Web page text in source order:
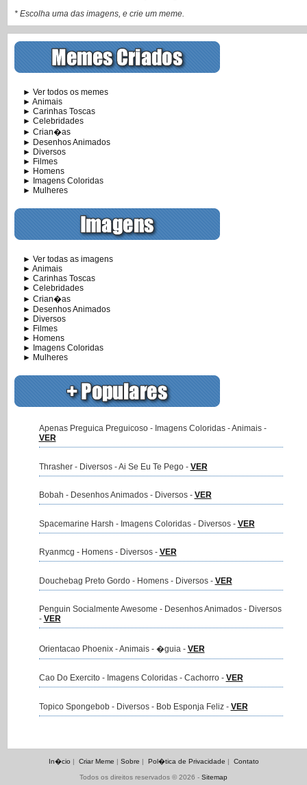
* Escolha uma das imagens, e crie um meme.
► Ver todos os memes
► Animais
► Carinhas Toscas
► Celebridades
► Crian�as
► Desenhos Animados
► Diversos
► Filmes
► Homens
► Imagens Coloridas
► Mulheres
► Ver todas as imagens
► Animais
► Carinhas Toscas
► Celebridades
► Crian�as
► Desenhos Animados
► Diversos
► Filmes
► Homens
► Imagens Coloridas
► Mulheres
Apenas Preguica Preguicoso - Imagens Coloridas - Animais -
VER
Thrasher - Diversos - Ai Se Eu Te Pego - VER
Bobah - Desenhos Animados - Diversos - VER
Spacemarine Harsh - Imagens Coloridas - Diversos - VER
Ryanmcg - Homens - Diversos - VER
Douchebag Preto Gordo - Homens - Diversos - VER
Penguin Socialmente Awesome - Desenhos Animados - Diversos
- VER
Orientacao Phoenix - Animais - �guia - VER
Cao Do Exercito - Imagens Coloridas - Cachorro - VER
Topico Spongebob - Diversos - Bob Esponja Feliz - VER
In�cio | Criar Meme | Sobre | Pol�tica de Privacidade | Contato
Todos os direitos reservados © 2026 - Sitemap